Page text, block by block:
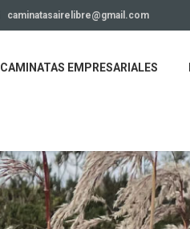
caminatasairelibre@gmail.com
CAMINATAS EMPRESARIALES